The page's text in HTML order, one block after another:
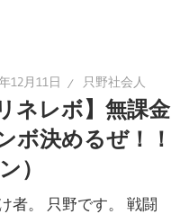
12月11日 只野社会人
リネレボ】無課
ボ決めるぜ！
）
者。 只野です。 戦闘